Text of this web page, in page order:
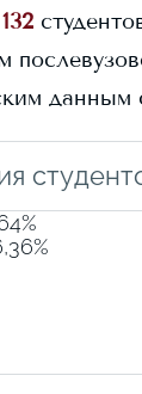
132
данным